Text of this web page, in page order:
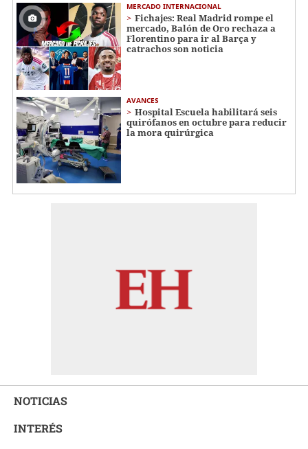
MERCADO INTERNACIONAL
Fichajes: Real Madrid rompe el
mercado, Balón de Oro rechaza a
Florentino para ir al Barça y
catrachos son noticia
AVANCES
Hospital Escuela habilitará seis
quirófanos en octubre para reducir
la mora quirúrgica
NOTICIAS
INTERÉS